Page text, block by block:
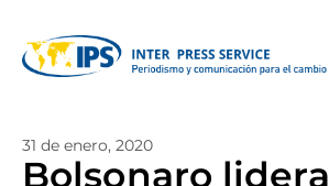
31 de enero, 2020
Bolsonaro lidera